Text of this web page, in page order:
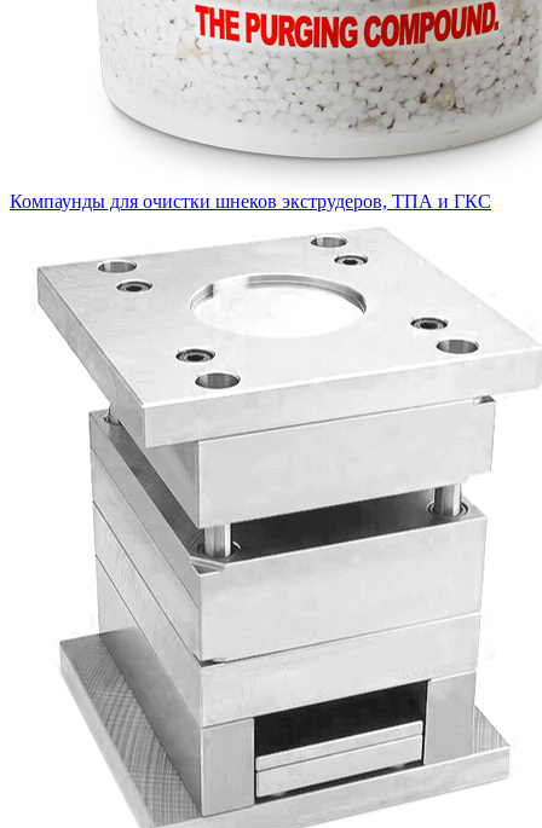
Компаунды для очистки шнеков экструдеров, ТПА и ГКС